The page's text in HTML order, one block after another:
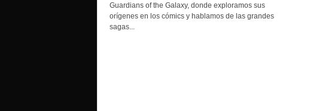
Guardians of the Galaxy, donde exploramos sus
orígenes en los cómics y hablamos de las grandes
sagas...